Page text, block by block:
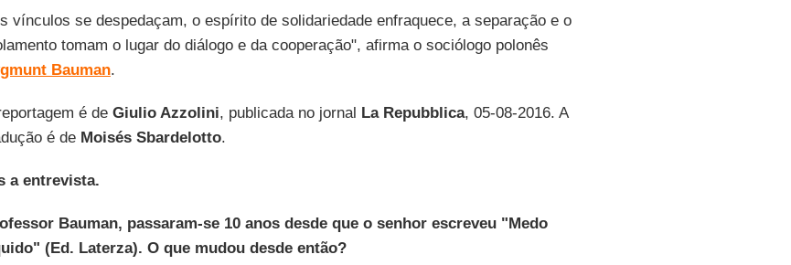
vínculos se despedaçam, o espírito de solidariedade enfraquece, a separação e o
tomam o lugar do diálogo e da cooperação", afirma o sociólogo polonês
Bauman.
é de Giulio Azzolini, publicada no jornal La Repubblica, 05-08-2016. A
é de Moisés Sbardelotto.
a entrevista.
Bauman, passaram-se 10 anos desde que o senhor escreveu "Medo
(Ed. Laterza). O que mudou desde então?